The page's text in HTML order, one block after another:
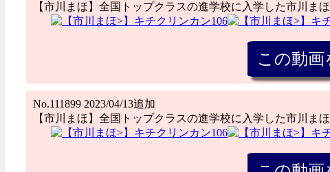
【市川まほ】全国トップクラスの進学校に入学した市川まほ
No.111899 2023/04/13追加
【市川まほ】全国トップクラスの進学校に入学した市川まほ